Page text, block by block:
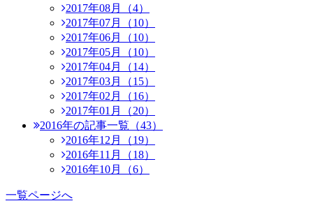
2017年08月（4）
2017年07月（10）
2017年06月（10）
2017年05月（10）
2017年04月（14）
2017年03月（15）
2017年02月（16）
2017年01月（20）
2016年の記事一覧（43）
2016年12月（19）
2016年11月（18）
2016年10月（6）
一覧ページへ